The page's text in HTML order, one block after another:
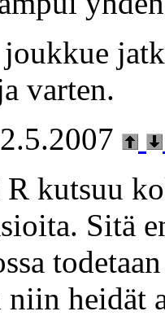
varten.
R kutsuu
Sitä
niin heidät